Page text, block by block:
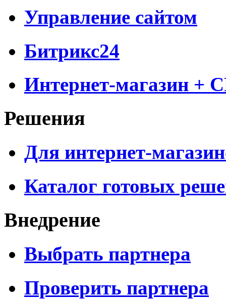
Управление сайтом
Битрикс24
Интернет-магазин +
Решения
Для интернет-
Каталог готовых
Внедрение
Выбрать партнера
Проверить партнера